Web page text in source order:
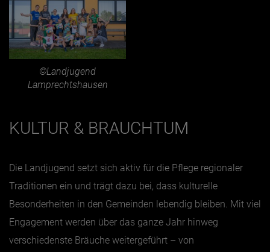
©Landjugend
Lamprechtshausen
KULTUR & BRAUCHTUM
Die Landjugend setzt sich aktiv für die Pflege regionaler
Traditionen ein und trägt dazu bei, dass kulturelle
Besonderheiten in den Gemeinden lebendig bleiben. Mit viel
Engagement werden über das ganze Jahr hinweg
verschiedenste Bräuche weitergeführt – von